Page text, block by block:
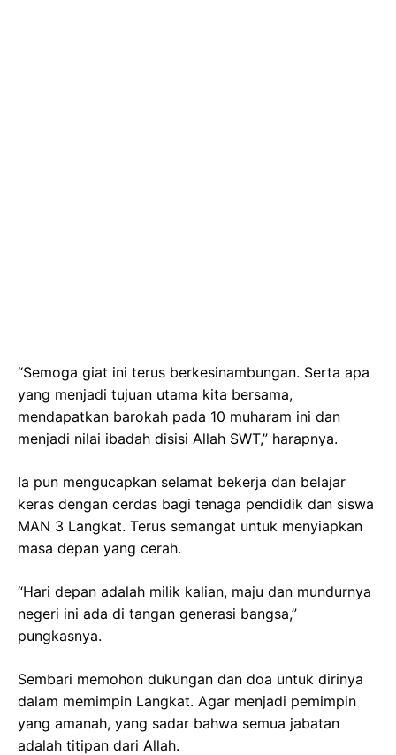
“Semoga giat ini terus berkesinambungan. Serta apa
yang menjadi tujuan utama kita bersama,
mendapatkan barokah pada 10 muharam ini dan
menjadi nilai ibadah disisi Allah SWT,” harapnya.
Ia pun mengucapkan selamat bekerja dan belajar
keras dengan cerdas bagi tenaga pendidik dan siswa
MAN 3 Langkat. Terus semangat untuk menyiapkan
masa depan yang cerah.
“Hari depan adalah milik kalian, maju dan mundurnya
negeri ini ada di tangan generasi bangsa,”
pungkasnya.
Sembari memohon dukungan dan doa untuk dirinya
dalam memimpin Langkat. Agar menjadi pemimpin
yang amanah, yang sadar bahwa semua jabatan
adalah titipan dari Allah.